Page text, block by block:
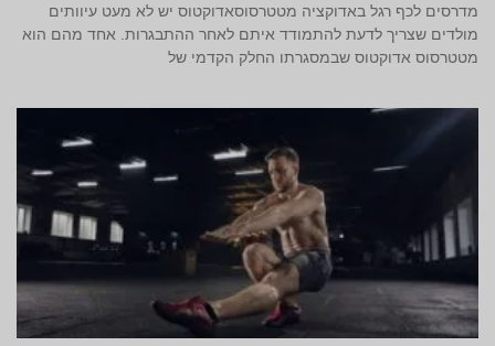
מדרסים לכף רגל באדוקציה מטטרסוסאדוקטוס יש לא מעט עיוותים
מולדים שצריך לדעת להתמודד איתם לאחר ההתבגרות. אחד מהם הוא
מטטרסוס אדוקטוס שבמסגרתו החלק הקדמי של